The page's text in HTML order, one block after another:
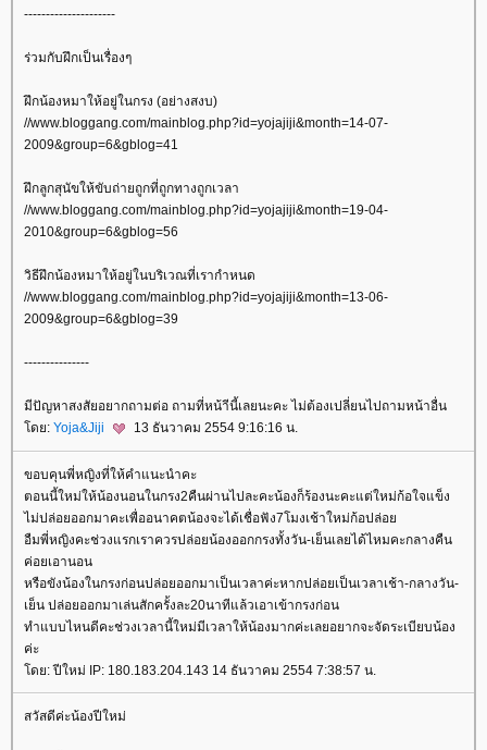
---------------------
ร่วมกับฝึกเป็นเรื่องๆ
ฝึกน้องหมาให้อยู่ในกรง (อย่างสงบ)
//www.bloggang.com/mainblog.php?id=yojajiji&month=14-07-
2009&group=6&gblog=41
ฝึกลูกสุนัขให้ขับถ่ายถูกที่ถูกทางถูกเวลา
//www.bloggang.com/mainblog.php?id=yojajiji&month=19-04-
2010&group=6&gblog=56
วิธีฝึกน้องหมาให้อยู่ในบริเวณที่เรากำหนด
//www.bloggang.com/mainblog.php?id=yojajiji&month=13-06-
2009&group=6&gblog=39
---------------
มีปัญหาสงสัยอยากถามต่อ ถามที่หน้าีนี้เลยนะคะ ไม่ต้องเปลี่ยนไปถามหน้าอื่น
ดย: Yoja&Jiji 13 ธันวาคม 2554 9:16:16 น.
ขอบคุนพี่หญิงที่ให้คำแนะนำคะ
ตอนนี้ใหม่ให้น้องนอนในกรง2คืนผ่านไปละคะน้องก็ร้องนะคะแต่ใหม่ก้อใจแข็ง
ไม่ปล่อยออกมาคะเพื่ออนาคตน้องจะได้เชื่อฟัง7โมงเช้าใหม่ก้อปล่อ
อืมพี่หญิงคะช่วงแรกเราควรปล่อยน้องออกกรงทั้งวัน-เย็นเลยได้ไหมคะกลางคืน
ค่อยเอานอน
หรือขังน้องในกรงก่อนปล่อยออกมาเป็นเวลาค่ะหากปล่อยเป็นเวลาเช้า-กลางวัน-
เย็น ปล่อยออกมาเล่นสักครั้งละ20นาทีแล้วเอาเข้ากรงก่อน
ทำแบบไหนดีคะช่วงเวลานี้ใหม่มีเวลาให้น้องมากค่ะเลยอยากจะจัดระเบียบน้อง
ค่ะ
ดย: ปีใหม่ IP: 180.183.204.143 14 ธันวาคม 2554 7:38:57 น.
สวัสดีค่ะน้องปีใหม่